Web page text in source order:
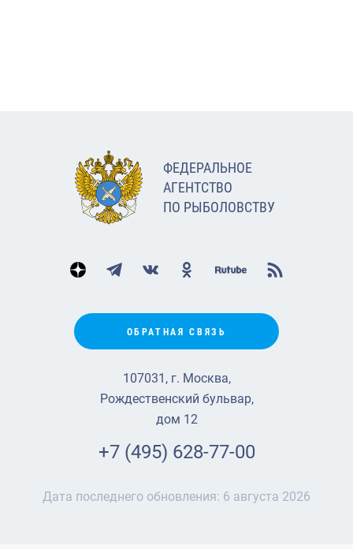
ФЕДЕРАЛЬНОЕ
АГЕНТСТВО
ПО РЫБОЛОВСТВУ
ОБРАТНАЯ СВЯЗЬ
107031, г. Москва,
Рождественский бульвар,
дом 12
+7 (495) 628-77-00
Дата последнего обновления: 6 августа 2026